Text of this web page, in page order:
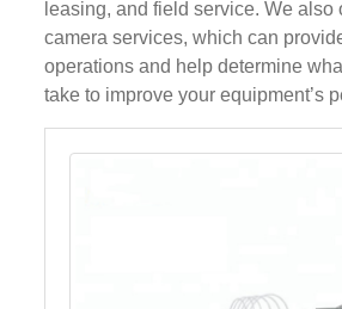
leasing, and field service. We also
camera services, which can
operations and help determine
take to improve your equipment’s